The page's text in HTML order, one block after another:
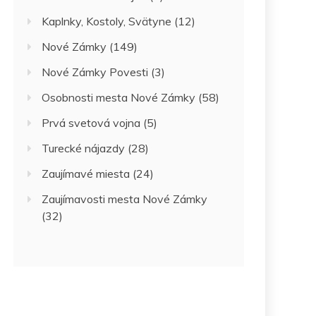
Kaplnky, Kostoly, Svätyne (12)
Nové Zámky (149)
Nové Zámky Povesti (3)
Osobnosti mesta Nové Zámky (58)
Prvá svetová vojna (5)
Turecké nájazdy (28)
Zaujímavé miesta (24)
Zaujímavosti mesta Nové Zámky
(32)